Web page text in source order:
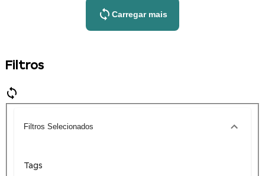
Carregar mais
Filtros
Filtros Selecionados
Tags